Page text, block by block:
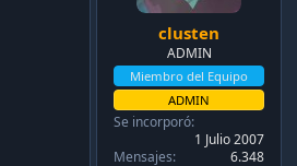
clusten
ADMIN
Miembro del Equipo
ADMIN
Se incorporó
1 Julio 2007
Mensajes
6.348